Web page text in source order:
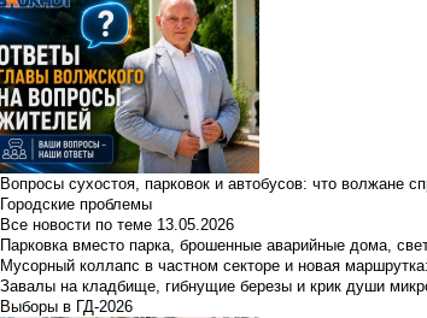
Вопросы сухостоя, парковок и автобусов: что волжане
Городские проблемы
Все новости по теме 13.05.2026
Парковка вместо парка, брошенные аварийные дома,
Мусорный коллапс в частном секторе и новая
Завалы на кладбище, гибнущие березы и крик души
Выборы в ГД-2026